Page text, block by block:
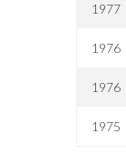
1977
1976
1976
1975